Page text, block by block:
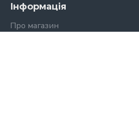
Інформація
Про магазин